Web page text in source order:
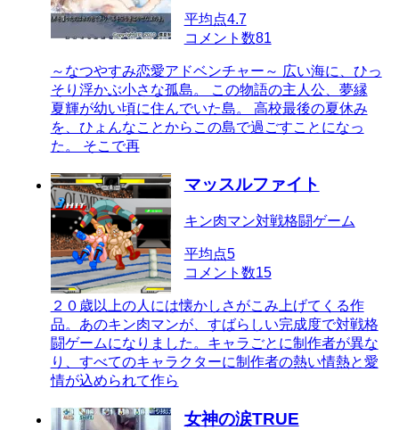
平均点4.7
コメント数81
～なつやすみ恋愛アドベンチャー～ 広い海に、ひっ
そり浮かぶ小さな孤島。 この物語の主人公、夢縁
夏輝が幼い頃に住んでいた島。 高校最後の夏休み
を、ひょんなことからこの島で過ごすことになっ
た。 そこで再
マッスルファイト
キン肉マン対戦格闘ゲーム
平均点5
コメント数15
２０歳以上の人には懐かしさがこみ上げてくる作
品。あのキン肉マンが、すばらしい完成度で対戦格
闘ゲームになりました。キャラごとに制作者が異な
り、すべてのキャラクターに制作者の熱い情熱と愛
情が込められて作ら
女神の涙TRUE